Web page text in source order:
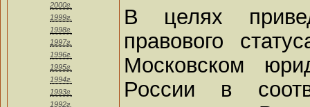
2000г.
1999г.
1998г.
1997г.
1996г.
1995г.
1994г.
1993г.
1992г.
В целях
правового
Московском
России в